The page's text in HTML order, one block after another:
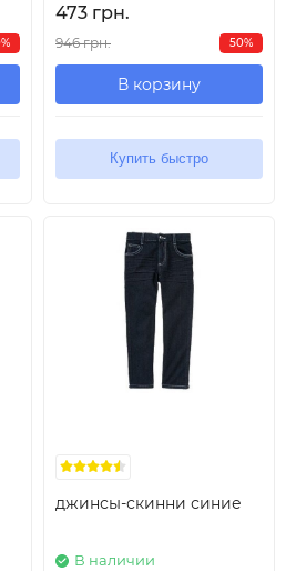
473 грн.
946 грн. 50%
В корзину
Купить быстро
джинсы-скинни синие
В наличии